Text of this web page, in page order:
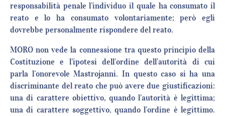
responsabilità penale l’individuo il quale ha consumato il
reato e lo ha consumato volontariamente; però egli
dovrebbe personalmente rispondere del reato.
MORO non vede la connessione tra questo principio della
Costituzione e l’ipotesi dell’ordine dell’autorità di cui
parla l’onorevole Mastrojanni. In questo caso si ha una
discriminante del reato che può avere due giustificazioni:
una di carattere obiettivo, quando l’autorità è legittima;
una di carattere soggettivo, quando l’ordine è legittimo.